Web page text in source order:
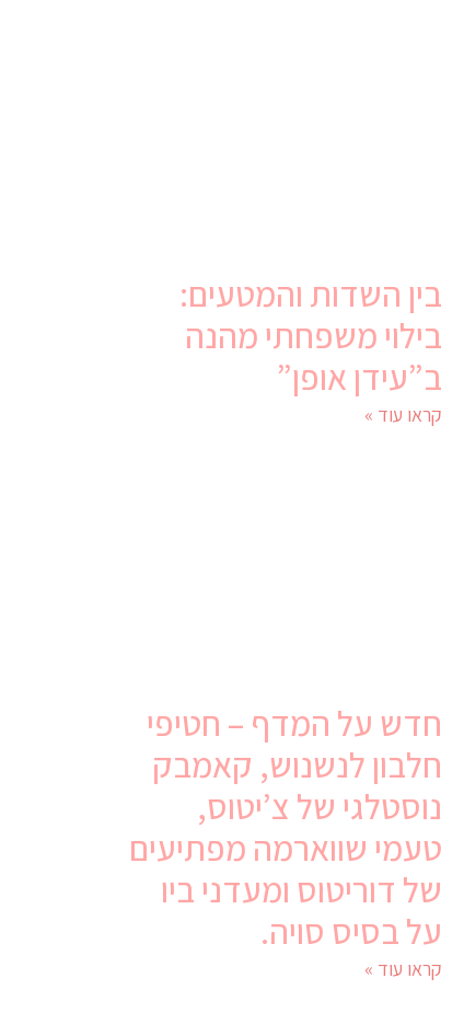
בין השדות והמטעים:
בילוי משפחתי מהנה
ב”עידן אופן”
קראו עוד »
חדש על המדף – חטיפי
חלבון לנשנוש, קאמבק
נוסטלגי של צ’יטוס,
טעמי שווארמה מפתיעים
של דוריטוס ומעדני ביו
על בסיס סויה.
קראו עוד »